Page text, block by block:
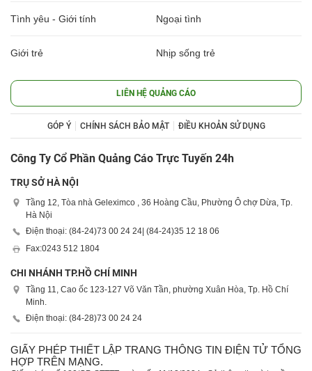
Tình yêu - Giới tính Ngoại tình
Giới trẻ Nhịp sống trẻ
LIÊN HỆ QUẢNG CÁO
GÓP Ý CHÍNH SÁCH BẢO MẬT ĐIỀU KHOẢN SỬ DỤNG
Công Ty Cổ Phần Quảng Cáo Trực Tuyến 24h
TRỤ SỞ HÀ NỘI
Tầng 12, Tòa nhà Geleximco , 36 Hoàng Cầu, Phường Ô chợ Dừa, Tp.
Hà Nội
Điện thoại: (84-24)73 00 24 24| (84-24)35 12 18 06
Fax:0243 512 1804
CHI NHÁNH TP.HỒ CHÍ MINH
Tầng 11, Cao ốc 123-127 Võ Văn Tần, phường Xuân Hòa, Tp. Hồ Chí
Minh.
Điện thoại: (84-28)73 00 24 24
GIẤY PHÉP THIẾT LẬP TRANG THÔNG TIN ĐIỆN TỬ TỔNG
HỢP TRÊN MẠNG.